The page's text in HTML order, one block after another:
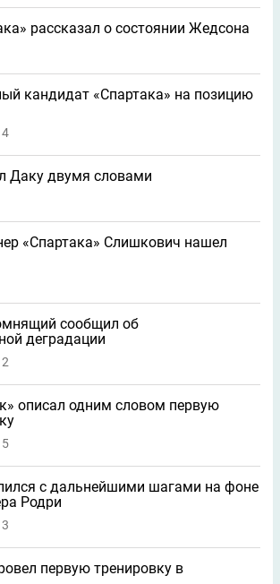
рассказал о состоянии Жедсона
кандидат «Спартака» на позицию
4
Даку двумя словами
«Спартака» Слишкович нашел
сообщил об
деградации
2
описал одним словом первую
5
с дальнейшими шагами на фоне
Родри
3
первую тренировку в